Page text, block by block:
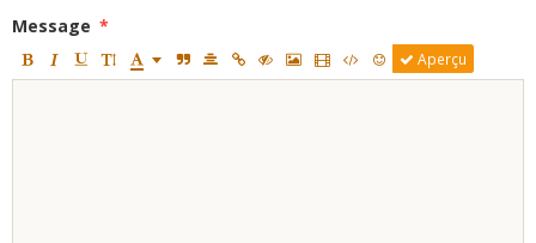
Message
Aperçu